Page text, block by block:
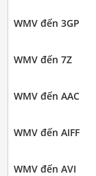
WMV đến 3GP
WMV đến 7Z
WMV đến AAC
WMV đến AIFF
WMV đến AVI